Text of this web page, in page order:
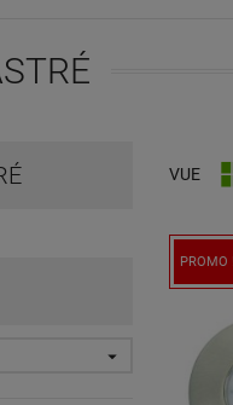

VUE
PROMO